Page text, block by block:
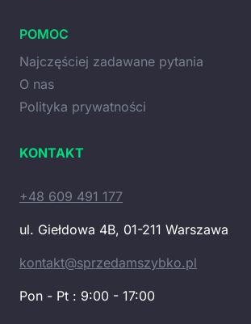
POMOC
Najczęściej zadawane pytania
O nas
Polityka prywatności
KONTAKT
+48 609 491 177
ul. Giełdowa 4B, 01-211 Warszawa
kontakt@sprzedamszybko.pl
Pon - Pt : 9:00 - 17:00